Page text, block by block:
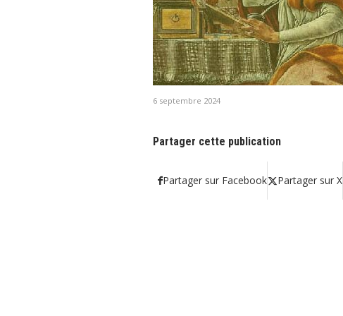
Instagram Les Soirées de la Philo se déroulent à Bruxelles
selon un calendrier défini en début d’année. Les rencontres
s’articulent autour de la projection des Soirées de la Philo
enregistrées à Paris avec François-Xavier Bellamy, puis
débouchent généralement sur un verre partagé autour de la
6 septembre 2024
Partager cette publication
Partager sur Facebook Partager sur X